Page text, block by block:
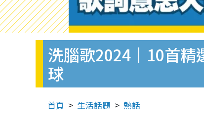
洗腦歌2024｜10首
球
首頁 生活話題 熱話